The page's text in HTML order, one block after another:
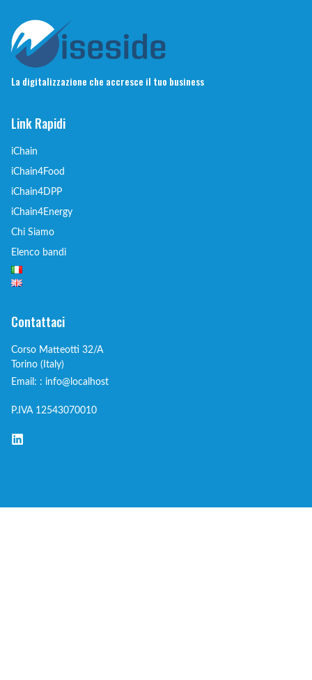
La digitalizzazione che accresce il tuo business
Link Rapidi
iChain
iChain4Food
iChain4DPP
iChain4Energy
Chi Siamo
Elenco bandi
Contattaci
Corso Matteotti 32/A
Torino (Italy)
Email: : info@localhost
P.IVA 12543070010